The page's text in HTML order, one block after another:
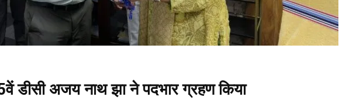
डीसी अजय नाथ झा ने पदभार ग्रहण किया